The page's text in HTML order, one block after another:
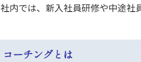
社内では、新入社員研修や中途社
コーチングとは